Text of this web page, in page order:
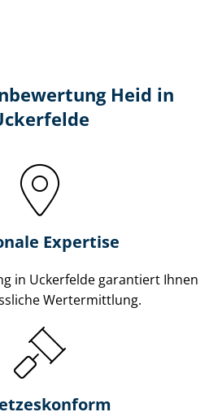
Heid in
Expertise
in Uckerfelde garantiert Ihnen
Wertermittlung.